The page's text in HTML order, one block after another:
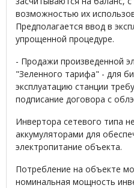
возможностью их
Предполагается ввод в
упрощенной процедуре.
- Продажи произведенной
"Зеленного тарифа" - для
эксплуатацию станции
подписание договора с
Инвертора сетевого типа
аккумуляторами для
электропитание объекта.
Потребление на объекте
номинальная мощность